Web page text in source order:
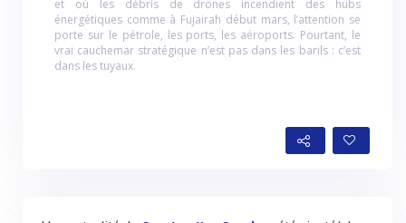
et où les débris de drones incendient des hubs
énergétiques comme à Fujairah début mars, l’attention se
porte sur le pétrole, les ports, les aéroports. Pourtant, le
vrai cauchemar stratégique n’est pas dans les barils : c’est
dans les tuyaux.